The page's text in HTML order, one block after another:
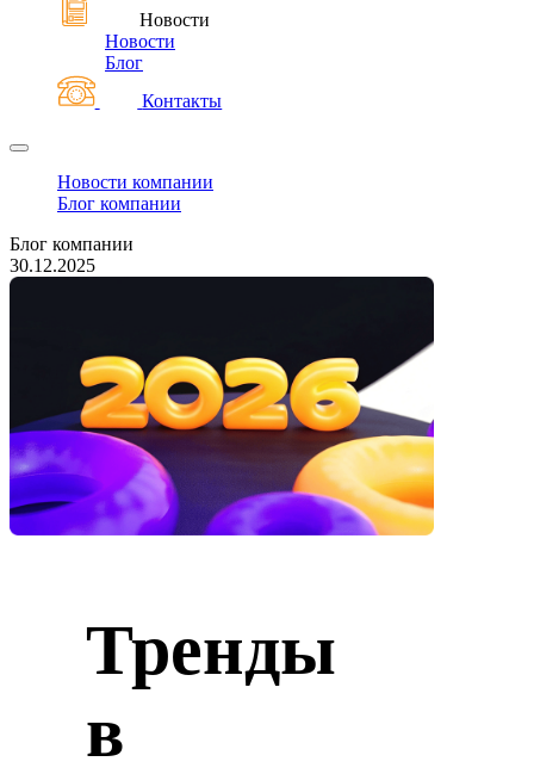
Новости
Новости
Блог
Контакты
Новости компании
Блог компании
Блог компании
30.12.2025
Тренды
в